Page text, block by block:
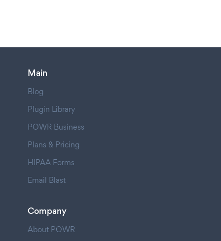
Main
Blog
Plugin Library
POWR Business
Plans & Pricing
HIPAA Forms
Email Blast
Company
About POWR